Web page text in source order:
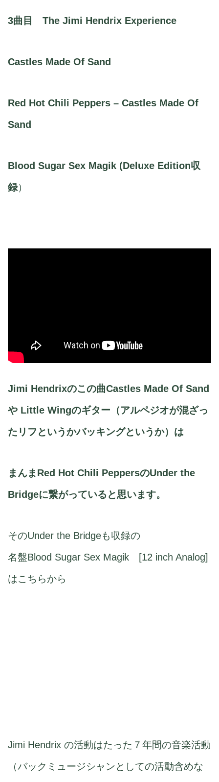
3曲目 The Jimi Hendrix Experience
Castles Made Of Sand
Red Hot Chili Peppers – Castles Made Of
Sand
Blood Sugar Sex Magik (Deluxe Edition収
録）
Jimi Hendrixのこの曲Castles Made Of Sand
や Little Wingのギター（アルペジオが混ざっ
たリフというかバッキングというか）は
まんまRed Hot Chili PeppersのUnder the
Bridgeに繋がっていると思います。
そのUnder the Bridgeも収録の
名盤Blood Sugar Sex Magik [12 inch Analog]
はこちらから
Jimi Hendrix の活動はたった７年間の音楽活動
（バックミュージシャンとしての活動含めな